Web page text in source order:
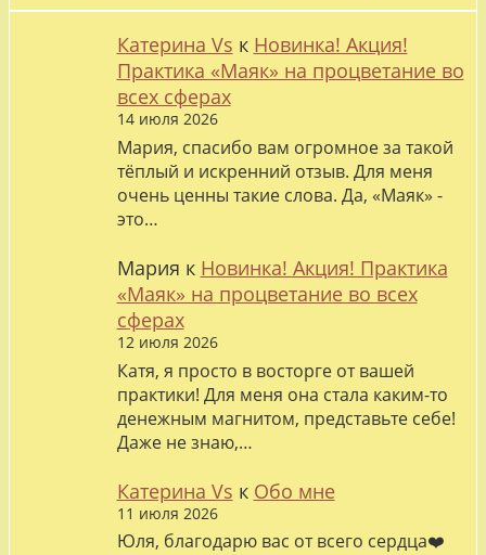
Катерина Vs к Новинка! Акция!
Практика «Маяк» на процветание во
всех сферах
14 июля 2026
Мария, спасибо вам огромное за такой
тёплый и искренний отзыв. Для меня
очень ценны такие слова. Да, «Маяк» -
это…
Мария к Новинка! Акция! Практика
«Маяк» на процветание во всех
сферах
12 июля 2026
Катя, я просто в восторге от вашей
практики! Для меня она стала каким-то
денежным магнитом, представьте себе!
Даже не знаю,…
Катерина Vs к Обо мне
11 июля 2026
Юля, благодарю вас от всего сердца❤️